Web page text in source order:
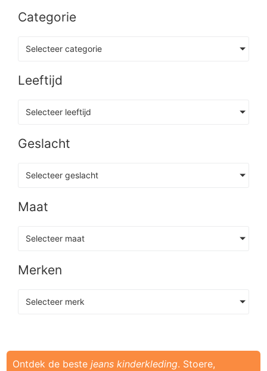
Categorie
Selecteer categorie
Leeftijd
Selecteer leeftijd
Geslacht
Selecteer geslacht
Maat
Selecteer maat
Merken
Selecteer merk
Ontdek de beste jeans kinderkleding. Stoere,